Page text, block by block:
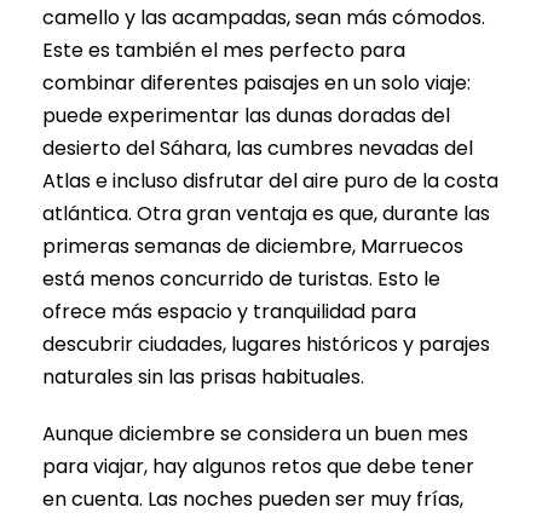
camello y las acampadas, sean más cómodos.
Este es también el mes perfecto para
combinar diferentes paisajes en un solo viaje:
puede experimentar las dunas doradas del
desierto del Sáhara, las cumbres nevadas del
Atlas e incluso disfrutar del aire puro de la costa
atlántica. Otra gran ventaja es que, durante las
primeras semanas de diciembre, Marruecos
está menos concurrido de turistas. Esto le
ofrece más espacio y tranquilidad para
descubrir ciudades, lugares históricos y parajes
naturales sin las prisas habituales.
Aunque diciembre se considera un buen mes
para viajar, hay algunos retos que debe tener
en cuenta. Las noches pueden ser muy frías,